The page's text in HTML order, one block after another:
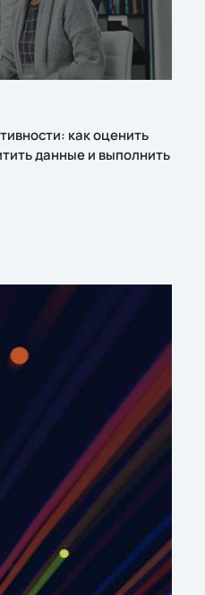
как оценить
данные и выполнить